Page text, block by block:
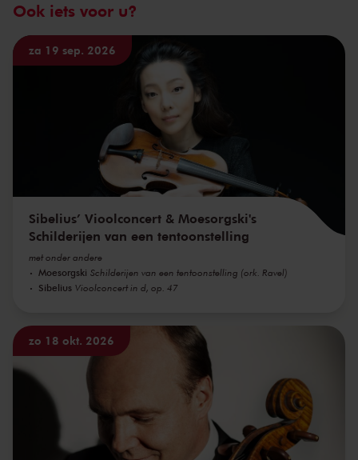
Ook iets voor u?
za 19 sep. 2026
Sibelius’ Vioolconcert & Moesorgski's
Schilderijen van een tentoonstelling
met onder andere
Moesorgski Schilderijen van een tentoonstelling (ork. Ravel)
Sibelius Vioolconcert in d, op. 47
zo 18 okt. 2026